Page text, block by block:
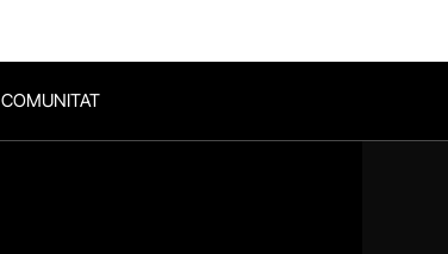
COMUNITAT